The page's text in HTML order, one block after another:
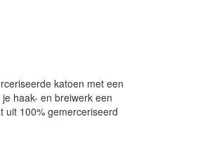
katoen met een
haak- en breiwerk een
uit 100% gemerceriseerd